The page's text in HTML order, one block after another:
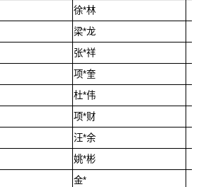
徐*林
梁*龙
张*祥
项*奎
杜*伟
项*财
汪*余
姚*彬
金*